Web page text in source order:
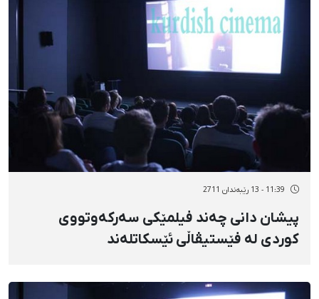
11:39 - 13 رێبەندان 2711
پیشان دانی چەند فیلمێكی سەركەوتووی
كوردی لە فێستیڤاڵی ئێسكاتلەند